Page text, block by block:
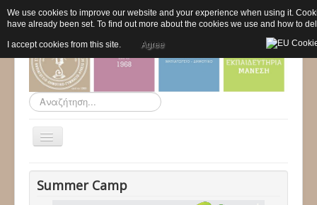
Αναζήτηση...
Εναλλαγή
Αρχική
Summer Camp
We use cookies to improve our website and your experience when using it.
have already been set. To find out more about the cookies we use and how to
I accept cookies from this site. Agree